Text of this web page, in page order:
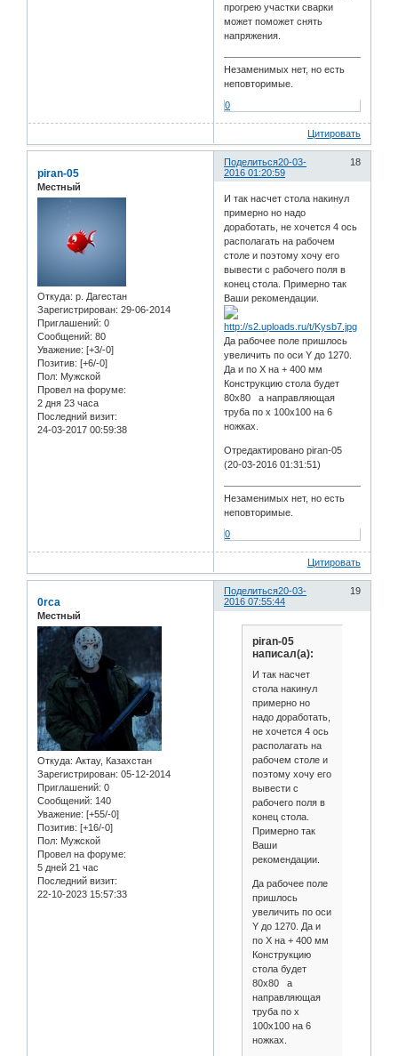
прогрею участки сварки
может поможет снять
напряжения.
Незаменимых нет, но есть
неповторимые.
0
Цитировать
Поделиться 18
20-03-
2016 01:20:59
piran-05
Местный
Откуда: р. Дагестан
Зарегистрирован: 29-06-2014
Приглашений: 0
Сообщений: 80
Уважение: [+3/-0]
Позитив: [+6/-0]
Пол: Мужской
Провел на форуме:
2 дня 23 часа
Последний визит:
24-03-2017 00:59:38
И так насчет стола накинул
примерно но надо
доработать, не хочется 4 ось
располагать на рабочем
столе и поэтому хочу его
вывести с рабочего поля в
конец стола. Примерно так
Ваши рекомендации.
Да рабочее поле пришлось
увеличить по оси Y до 1270.
Да и по Х на + 400 мм
Конструкцию стола будет
80х80 а направляющая
труба по х 100х100 на 6
ножках.
Отредактировано piran-05
(20-03-2016 01:31:51)
Незаменимых нет, но есть
неповторимые.
0
Цитировать
Поделиться 19
20-03-
2016 07:55:44
0rca
Местный
Откуда: Актау, Казахстан
Зарегистрирован: 05-12-2014
Приглашений: 0
Сообщений: 140
Уважение: [+55/-0]
Позитив: [+16/-0]
Пол: Мужской
Провел на форуме:
5 дней 21 час
Последний визит:
22-10-2023 15:57:33
piran-05
написал(а):
И так насчет
стола накинул
примерно но
надо доработать,
не хочется 4 ось
располагать на
рабочем столе и
поэтому хочу его
вывести с
рабочего поля в
конец стола.
Примерно так
Ваши
рекомендации.
Да рабочее поле
пришлось
увеличить по оси
Y до 1270. Да и
по Х на + 400 мм
Конструкцию
стола будет
80х80 а
направляющая
труба по х
100х100 на 6
ножках.